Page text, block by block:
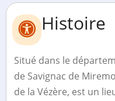
Histoire
Situé dans le
de Savignac de
de la Vézère, est un